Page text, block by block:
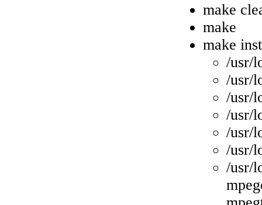
make
make
make
/usr/
/usr/
/usr/
/usr/
/usr/
/usr/
/usr/